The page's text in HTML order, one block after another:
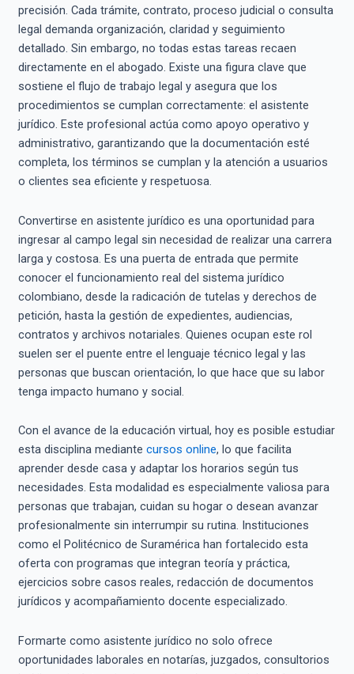
precisión. Cada trámite, contrato, proceso judicial o consulta
legal demanda organización, claridad y seguimiento
detallado. Sin embargo, no todas estas tareas recaen
directamente en el abogado. Existe una figura clave que
sostiene el flujo de trabajo legal y asegura que los
procedimientos se cumplan correctamente: el asistente
jurídico. Este profesional actúa como apoyo operativo y
administrativo, garantizando que la documentación esté
completa, los términos se cumplan y la atención a usuarios
o clientes sea eficiente y respetuosa.
Convertirse en asistente jurídico es una oportunidad para
ingresar al campo legal sin necesidad de realizar una carrera
larga y costosa. Es una puerta de entrada que permite
conocer el funcionamiento real del sistema jurídico
colombiano, desde la radicación de tutelas y derechos de
petición, hasta la gestión de expedientes, audiencias,
contratos y archivos notariales. Quienes ocupan este rol
suelen ser el puente entre el lenguaje técnico legal y las
personas que buscan orientación, lo que hace que su labor
tenga impacto humano y social.
Con el avance de la educación virtual, hoy es posible estudiar
esta disciplina mediante cursos online, lo que facilita
aprender desde casa y adaptar los horarios según tus
necesidades. Esta modalidad es especialmente valiosa para
personas que trabajan, cuidan su hogar o desean avanzar
profesionalmente sin interrumpir su rutina. Instituciones
como el Politécnico de Suramérica han fortalecido esta
oferta con programas que integran teoría y práctica,
ejercicios sobre casos reales, redacción de documentos
jurídicos y acompañamiento docente especializado.
Formarte como asistente jurídico no solo ofrece
oportunidades laborales en notarías, juzgados, consultorios